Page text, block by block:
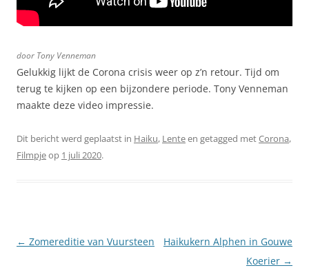
door Tony Venneman
Gelukkig lijkt de Corona crisis weer op z’n retour. Tijd om
terug te kijken op een bijzondere periode. Tony Venneman
maakte deze video impressie.
Dit bericht werd geplaatst in Haiku, Lenteen getagged metCorona,
Filmpjeop 1 juli 2020.
Berichtnavigatie
← Zomereditie van Vuursteen
Haikukern Alphen in Gouwe
Koerier →